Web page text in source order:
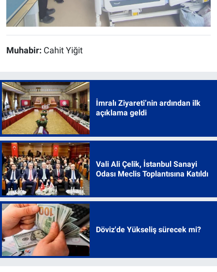
Muhabir: Cahit Yiğit
İmralı Ziyareti’nin ardından ilk
açıklama geldi
Vali Ali Çelik, İstanbul Sanayi
Odası Meclis Toplantısına Katıldı
Döviz'de Yükseliş sürecek mi?